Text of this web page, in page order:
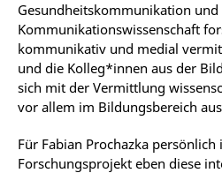
Gesundheitskommunikation und
Kommunikationswissenschaft
kommunikativ und medial
und die Kolleg*innen aus der
sich mit der Vermittlung
vor allem im Bildungsbereich
Für Fabian Prochazka persönlich
Forschungsprojekt eben diese